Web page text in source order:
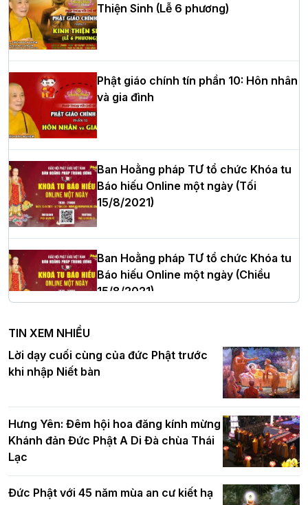
HT.Thích Thọ Lạc được suy cử làm tân
Trưởng BTS GHPGVN tỉnh Nghệ An
Hòa thượng Thích Quảng Tùng tái đắc
cử Trưởng BTS GHPGVN thành phố Hải
Phòng nhiệm kỳ 2026 – 2031
Thượng tọa Thích Tâm Chính được suy
cử tân Trưởng ban Trị sự GHPGVN tỉnh
Hà Nội: Tăng Ni Trường hạ Bồ Đề trang
nghiêm tác pháp Tiền an cư PL.2570 –
DL.2026
chúc mừng Phật đản BTS GHPGVN TP.
Hà Nội
Hơn 5.000 người tham dự diễu hành,
Thiện Sinh (Lễ 6 phương)
Phật giáo chính tín phần 10: Hôn nhân
và gia đình
Ban Hoằng pháp TƯ tổ chức Khóa tu
Báo hiếu Online một ngày (Tối
15/8/2021)
Ban Hoằng pháp TƯ tổ chức Khóa tu
Báo hiếu Online một ngày (Chiều
15/8/2021)
Ban Hoằng pháp TƯ tổ chức Khóa tu
Báo hiếu Online một ngày (Sáng
15/8/2021)
Tinh thần yêu nước của Phật giáo
TIN XEM NHIỀU
Lời dạy cuối cùng của đức Phật trước
khi nhập Niết bàn
Hưng Yên: Đêm hội hoa đăng kính mừng
Khánh đản Đức Phật A Di Đà chùa Thái
Lạc
Đức Phật với 45 năm mùa an cư kiết hạ